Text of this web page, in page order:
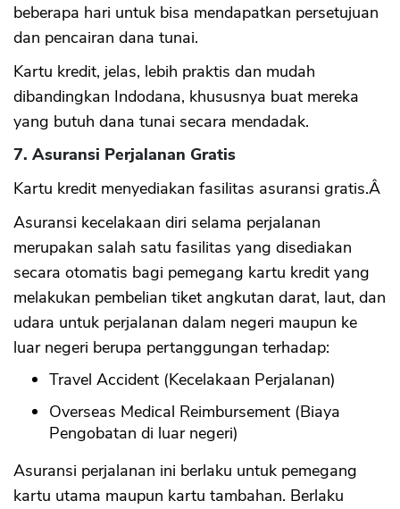
beberapa hari untuk bisa mendapatkan persetujuan
dan pencairan dana tunai.
Kartu kredit, jelas, lebih praktis dan mudah
dibandingkan Indodana, khususnya buat mereka
yang butuh dana tunai secara mendadak.
7. Asuransi Perjalanan Gratis
Kartu kredit menyediakan fasilitas asuransi gratis.Â
Asuransi kecelakaan diri selama perjalanan
merupakan salah satu fasilitas yang disediakan
secara otomatis bagi pemegang kartu kredit yang
melakukan pembelian tiket angkutan darat, laut, dan
udara untuk perjalanan dalam negeri maupun ke
luar negeri berupa pertanggungan terhadap:
Travel Accident (Kecelakaan Perjalanan)
Overseas Medical Reimbursement (Biaya
Pengobatan di luar negeri)
Asuransi perjalanan ini berlaku untuk pemegang
kartu utama maupun kartu tambahan. Berlaku